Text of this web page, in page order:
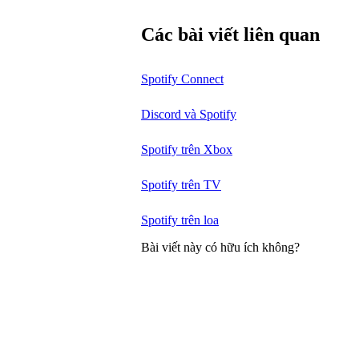
Các bài viết liên quan
Spotify Connect
Discord và Spotify
Spotify trên Xbox
Spotify trên TV
Spotify trên loa
Bài viết này có hữu ích không?